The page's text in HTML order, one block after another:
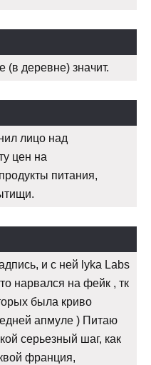
(в деревне) значит.
лицо над
цен на
питания,
и с ней lyka Labs
нарвался на фейк , тк
была криво
апмуле ) Питаю
серьезный шаг, как
франция,